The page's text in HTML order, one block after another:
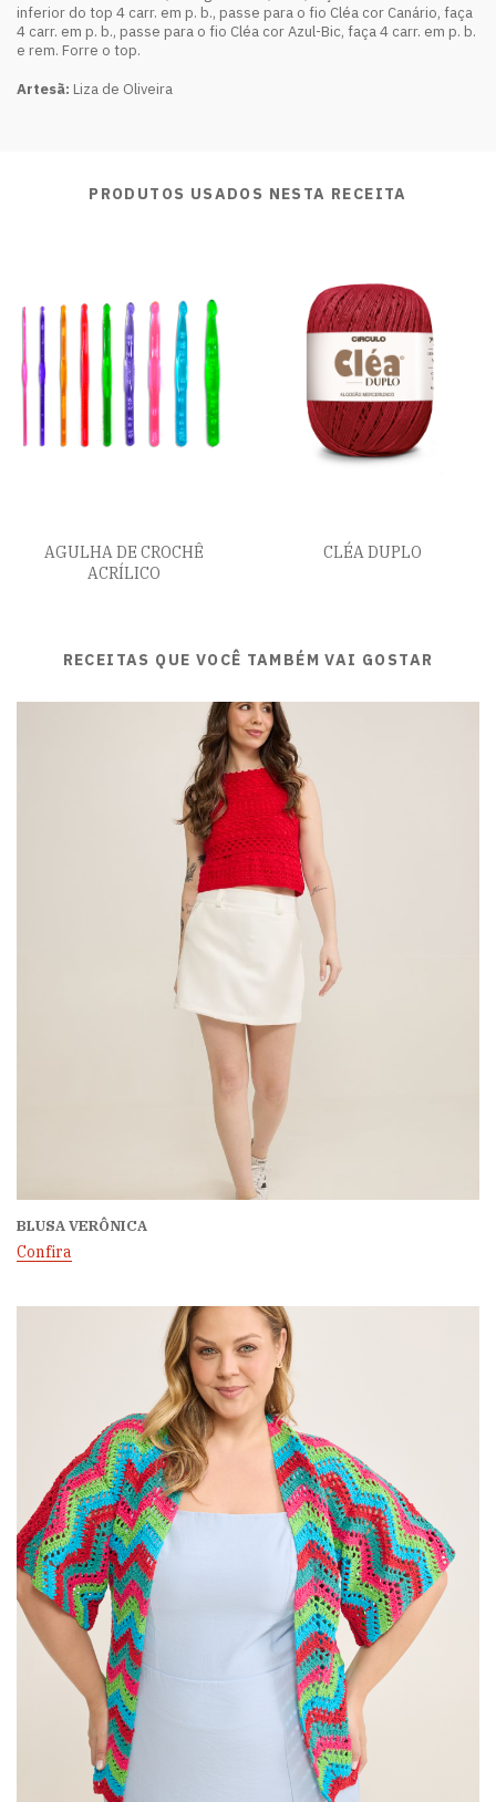
inferior do top 4 carr. em p. b., passe para o fio Cléa cor Canário, faça
4 carr. em p. b., passe para o fio Cléa cor Azul-Bic, faça 4 carr. em p. b.
e rem. Forre o top.
Artesã: Liza de Oliveira
PRODUTOS USADOS NESTA RECEITA
AGULHA DE CROCHÊ
ACRÍLICO
CLÉA DUPLO
RECEITAS QUE VOCÊ TAMBÉM VAI GOSTAR
BLUSA VERÔNICA
Confira